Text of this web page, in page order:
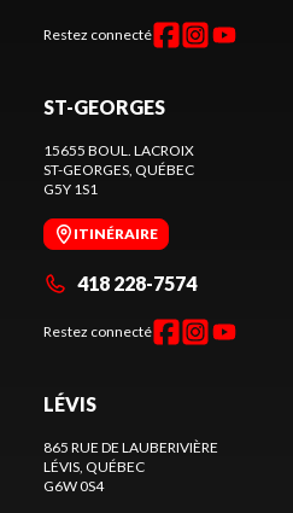
Restez connecté
ST-GEORGES
15655 BOUL. LACROIX
ST-GEORGES, QUÉBEC
G5Y 1S1
ITINÉRAIRE
418 228-7574
Restez connecté
LÉVIS
865 RUE DE LAUBERIVIÈRE
LÉVIS, QUÉBEC
G6W 0S4